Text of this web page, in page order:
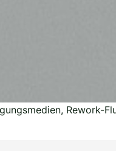
Rework-